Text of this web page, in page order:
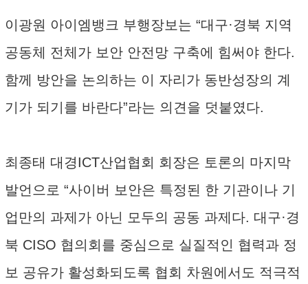
이광원 아이엠뱅크 부행장보는 “대구·경북 지역
공동체 전체가 보안 안전망 구축에 힘써야 한다.
함께 방안을 논의하는 이 자리가 동반성장의 계
기가 되기를 바란다”라는 의견을 덧붙였다.
최종태 대경ICT산업협회 회장은 토론의 마지막
발언으로 “사이버 보안은 특정된 한 기관이나 기
업만의 과제가 아닌 모두의 공동 과제다. 대구·경
북 CISO 협의회를 중심으로 실질적인 협력과 정
보 공유가 활성화되도록 협회 차원에서도 적극적